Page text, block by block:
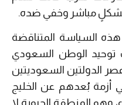
بشكلٍ مباشر وخفي ضده.
السياسة المتناقضة
توحيد الوطن السعودي
الدولتين السعوديتين
أزمة بُعدهم عن الخليج
وهو المنطقة الحيوية لا